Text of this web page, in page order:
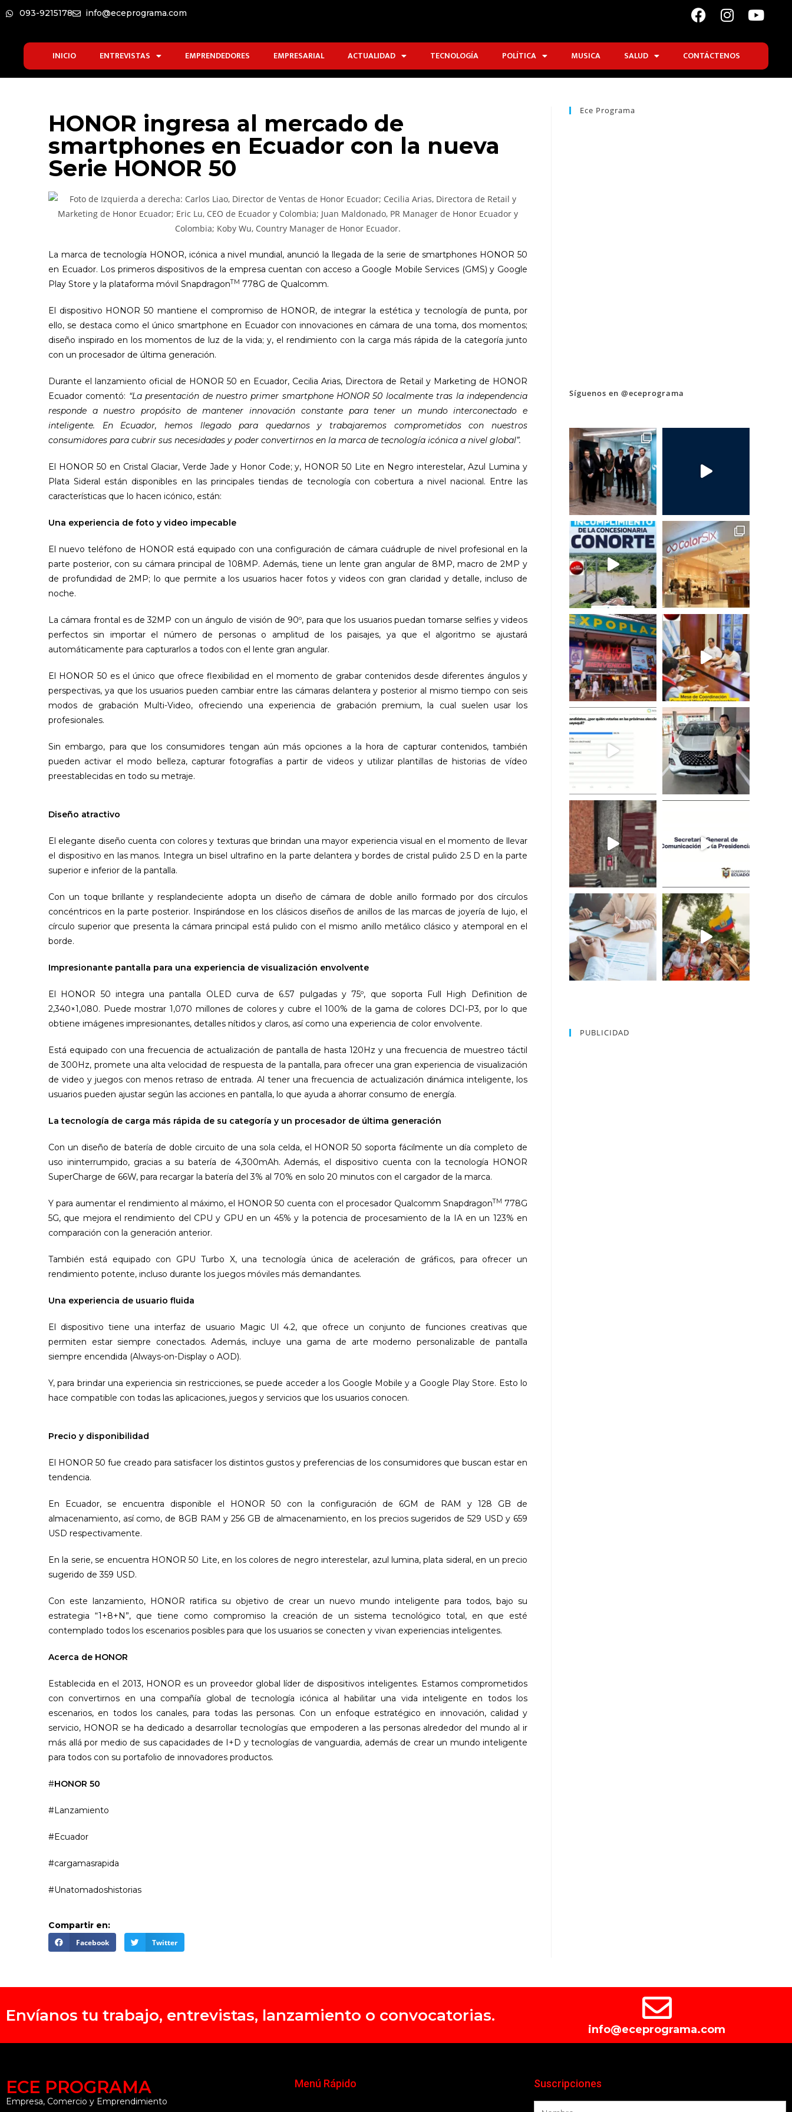
093-9215178 info@eceprograma.com
INICIO ENTREVISTAS EMPRENDEDORES EMPRESARIAL ACTUALIDAD TECNOLOGÍA POLÍTICA MUSICA SALUD CONTÁCTENOS
HONOR ingresa al mercado de
smartphones en Ecuador con la nueva
Serie HONOR 50
La marca de tecnología HONOR, icónica a nivel mundial, anunció la llegada de la serie de smartphones HONOR 50
en Ecuador. Los primeros dispositivos de la empresa cuentan con acceso a Google Mobile Services (GMS) y Google
Play Store y la plataforma móvil SnapdragonTM 778G de Qualcomm.
El dispositivo HONOR 50 mantiene el compromiso de HONOR, de integrar la estética y tecnología de punta, por
ello, se destaca como el único smartphone en Ecuador con innovaciones en cámara de una toma, dos momentos;
diseño inspirado en los momentos de luz de la vida; y, el rendimiento con la carga más rápida de la categoría junto
con un procesador de última generación.
Durante el lanzamiento oficial de HONOR 50 en Ecuador, Cecilia Arias, Directora de Retail y Marketing de HONOR
Ecuador comentó: “La presentación de nuestro primer smartphone HONOR 50 localmente tras la independencia
responde a nuestro propósito de mantener innovación constante para tener un mundo interconectado e
inteligente. En Ecuador, hemos llegado para quedarnos y trabajaremos comprometidos con nuestros
consumidores para cubrir sus necesidades y poder convertirnos en la marca de tecnología icónica a nivel global”.
El HONOR 50 en Cristal Glaciar, Verde Jade y Honor Code; y, HONOR 50 Lite en Negro interestelar, Azul Lumina y
Plata Sideral están disponibles en las principales tiendas de tecnología con cobertura a nivel nacional. Entre las
características que lo hacen icónico, están:
Una experiencia de foto y video impecable
El nuevo teléfono de HONOR está equipado con una configuración de cámara cuádruple de nivel profesional en la
parte posterior, con su cámara principal de 108MP. Además, tiene un lente gran angular de 8MP, macro de 2MP y
de profundidad de 2MP; lo que permite a los usuarios hacer fotos y videos con gran claridad y detalle, incluso de
noche.
La cámara frontal es de 32MP con un ángulo de visión de 90º, para que los usuarios puedan tomarse selfies y videos
perfectos sin importar el número de personas o amplitud de los paisajes, ya que el algoritmo se ajustará
automáticamente para capturarlos a todos con el lente gran angular.
El HONOR 50 es el único que ofrece flexibilidad en el momento de grabar contenidos desde diferentes ángulos y
perspectivas, ya que los usuarios pueden cambiar entre las cámaras delantera y posterior al mismo tiempo con seis
modos de grabación Multi-Video, ofreciendo una experiencia de grabación premium, la cual suelen usar los
profesionales.
Sin embargo, para que los consumidores tengan aún más opciones a la hora de capturar contenidos, también
pueden activar el modo belleza, capturar fotografías a partir de videos y utilizar plantillas de historias de vídeo
preestablecidas en todo su metraje.
Diseño atractivo
El elegante diseño cuenta con colores y texturas que brindan una mayor experiencia visual en el momento de llevar
el dispositivo en las manos. Integra un bisel ultrafino en la parte delantera y bordes de cristal pulido 2.5 D en la parte
superior e inferior de la pantalla.
Con un toque brillante y resplandeciente adopta un diseño de cámara de doble anillo formado por dos círculos
concéntricos en la parte posterior. Inspirándose en los clásicos diseños de anillos de las marcas de joyería de lujo, el
círculo superior que presenta la cámara principal está pulido con el mismo anillo metálico clásico y atemporal en el
borde.
Impresionante pantalla para una experiencia de visualización envolvente
El HONOR 50 integra una pantalla OLED curva de 6.57 pulgadas y 75º, que soporta Full High Definition de
2,340×1,080. Puede mostrar 1,070 millones de colores y cubre el 100% de la gama de colores DCI-P3, por lo que
obtiene imágenes impresionantes, detalles nítidos y claros, así como una experiencia de color envolvente.
Está equipado con una frecuencia de actualización de pantalla de hasta 120Hz y una frecuencia de muestreo táctil
de 300Hz, promete una alta velocidad de respuesta de la pantalla, para ofrecer una gran experiencia de visualización
de video y juegos con menos retraso de entrada. Al tener una frecuencia de actualización dinámica inteligente, los
usuarios pueden ajustar según las acciones en pantalla, lo que ayuda a ahorrar consumo de energía.
La tecnología de carga más rápida de su categoría y un procesador de última generación
Con un diseño de batería de doble circuito de una sola celda, el HONOR 50 soporta fácilmente un día completo de
uso ininterrumpido, gracias a su batería de 4,300mAh. Además, el dispositivo cuenta con la tecnología HONOR
SuperCharge de 66W, para recargar la batería del 3% al 70% en solo 20 minutos con el cargador de la marca.
Y para aumentar el rendimiento al máximo, el HONOR 50 cuenta con el procesador Qualcomm SnapdragonTM 778G
5G, que mejora el rendimiento del CPU y GPU en un 45% y la potencia de procesamiento de la IA en un 123% en
comparación con la generación anterior.
También está equipado con GPU Turbo X, una tecnología única de aceleración de gráficos, para ofrecer un
rendimiento potente, incluso durante los juegos móviles más demandantes.
Una experiencia de usuario fluida
El dispositivo tiene una interfaz de usuario Magic UI 4.2, que ofrece un conjunto de funciones creativas que
permiten estar siempre conectados. Además, incluye una gama de arte moderno personalizable de pantalla
siempre encendida (Always-on-Display o AOD).
Y, para brindar una experiencia sin restricciones, se puede acceder a los Google Mobile y a Google Play Store. Esto lo
hace compatible con todas las aplicaciones, juegos y servicios que los usuarios conocen.
Precio y disponibilidad
El HONOR 50 fue creado para satisfacer los distintos gustos y preferencias de los consumidores que buscan estar en
tendencia.
En Ecuador, se encuentra disponible el HONOR 50 con la configuración de 6GM de RAM y 128 GB de
almacenamiento, así como, de 8GB RAM y 256 GB de almacenamiento, en los precios sugeridos de 529 USD y 659
USD respectivamente.
En la serie, se encuentra HONOR 50 Lite, en los colores de negro interestelar, azul lumina, plata sideral, en un precio
sugerido de 359 USD.
Con este lanzamiento, HONOR ratifica su objetivo de crear un nuevo mundo inteligente para todos, bajo su
estrategia “1+8+N”, que tiene como compromiso la creación de un sistema tecnológico total, en que esté
contemplado todos los escenarios posibles para que los usuarios se conecten y vivan experiencias inteligentes.
Acerca de HONOR
Establecida en el 2013, HONOR es un proveedor global líder de dispositivos inteligentes. Estamos comprometidos
con convertirnos en una compañía global de tecnología icónica al habilitar una vida inteligente en todos los
escenarios, en todos los canales, para todas las personas. Con un enfoque estratégico en innovación, calidad y
servicio, HONOR se ha dedicado a desarrollar tecnologías que empoderen a las personas alrededor del mundo al ir
más allá por medio de sus capacidades de I+D y tecnologías de vanguardia, además de crear un mundo inteligente
para todos con su portafolio de innovadores productos.
#HONOR 50
#Lanzamiento
#Ecuador
#cargamasrapida
#Unatomadoshistorias
Compartir en:
Facebook Twitter
Ece Programa
Síguenos en @eceprograma
PUBLICIDAD
Envíanos tu trabajo, entrevistas, lanzamiento o convocatorias.
info@eceprograma.com
ECE PROGRAMA
Empresa, Comercio y Emprendimiento
Menú Rápido Suscripciones